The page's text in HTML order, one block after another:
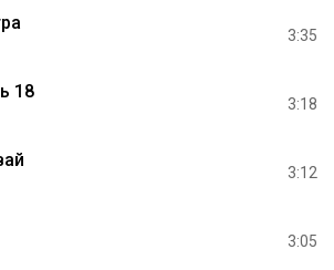
3:35
18
3:18
3:12
3:05